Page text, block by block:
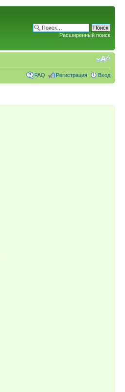
Расширенный поиск
FAQ Регистрация Вход